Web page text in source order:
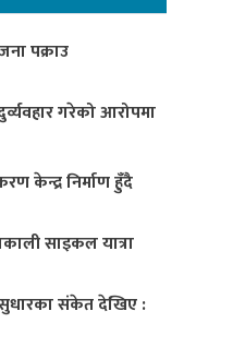
पक्राउ
गरेको आरोपमा
केन्द्र निर्माण हुँदै
साइकल यात्रा
सुधारका संकेत देखिए :